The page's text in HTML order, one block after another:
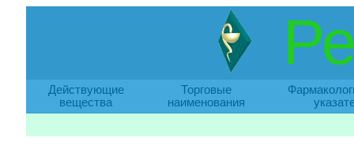
Действующие
вещества
Торговые
наименования